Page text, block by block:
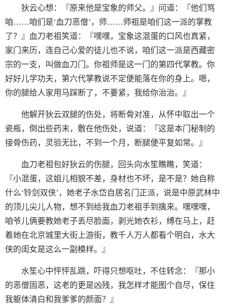
狄云心想：『原来他是宝象的师父。』问道：『他们骂
咱……咱们是‘血刀恶僧’，师……师祖是咱们这一派的掌教
了？』血刀老祖笑道：『嘿嘿，宝象这混蛋的口风也真紧，
家门来历，连自己心爱的徒儿也不说，咱们这一派是西藏密
宗的一支，叫做血刀门。你祖师是这一门的第四代掌教。你
好好儿学功夫，第六代掌教说不定便能落在你的身上。嗯，
你的腿给人家用马踩断了，不要紧，我给你治治。』
他解开狄云双腿的伤处，将断骨对准，从怀中取出一个
瓷瓶，倒出些药末，敷在他伤处，说道：『这是本门秘制的
接骨伤药，灵验无比，不到一个月，断腿便平复如常。』
血刀老祖包好狄云的伤腿，回头向水笙瞧瞧，笑道：
『小混蛋，这姐儿相貌不差，身材也不坏，是不是？她自称
什么‘铃剑双侠’，她老子水岱自居名门正派，说是中原武林中
的顶儿尖儿人物，想不到给我血刀老祖手到擒来。嘿嘿嘿，
咱爷儿俩要教她老子丢尽脸面，剥光她衣衫，缚在马上，赶
着她在北京城里大街上游街，教千人万人都看个明白，水大
侠的闺女是这么一副模样。』
水笙心中怦怦乱跳，吓得只想呕吐，不住转念：『那小
的恶僧固恶，这老的更是凶残，我怎样才能图个自尽，保住
我躯体清白和我爹爹的颜面？』